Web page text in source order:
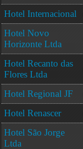
Hotel Internacional
Hotel Novo
Horizonte Ltda
Hotel Recanto das
Flores Ltda
Hotel Regional JF
Hotel Renascer
Hotel São Jorge
Ltda